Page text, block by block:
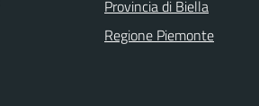
Provincia di Biella
Regione Piemonte